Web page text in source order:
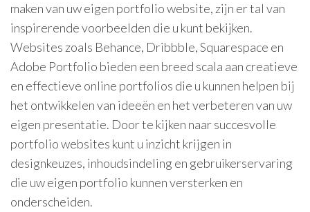
maken van uw eigen portfolio website, zijn er tal van
inspirerende voorbeelden die u kunt bekijken.
Websites zoals Behance, Dribbble, Squarespace en
Adobe Portfolio bieden een breed scala aan creatieve
en effectieve online portfolios die u kunnen helpen bij
het ontwikkelen van ideeën en het verbeteren van uw
eigen presentatie. Door te kijken naar succesvolle
portfolio websites kunt u inzicht krijgen in
designkeuzes, inhoudsindeling en gebruikerservaring
die uw eigen portfolio kunnen versterken en
onderscheiden.